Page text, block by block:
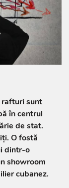
rafturi sunt
în centrul
de stat.
O fostă
dintr-o
showroom
cubanez.